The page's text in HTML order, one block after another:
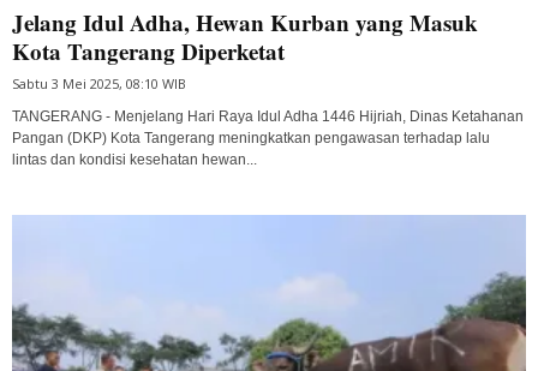
Jelang Idul Adha, Hewan Kurban yang Masuk
Kota Tangerang Diperketat
Sabtu 3 Mei 2025, 08:10 WIB
TANGERANG - Menjelang Hari Raya Idul Adha 1446 Hijriah, Dinas Ketahanan
Pangan (DKP) Kota Tangerang meningkatkan pengawasan terhadap lalu
lintas dan kondisi kesehatan hewan...